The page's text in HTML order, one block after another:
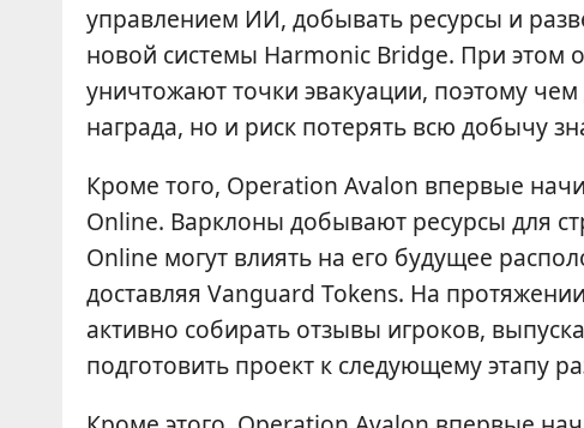
управлением ИИ, добывать ресурсы и
новой системы Harmonic Bridge. При этом
уничтожают точки эвакуации, поэтому
награда, но и риск потерять всю добычу
Кроме того, Operation Avalon впервые
Online. Варклоны добывают ресурсы для
Online могут влиять на его будущее
доставляя Vanguard Tokens. На
активно собирать отзывы игроков,
подготовить проект к следующему этапу